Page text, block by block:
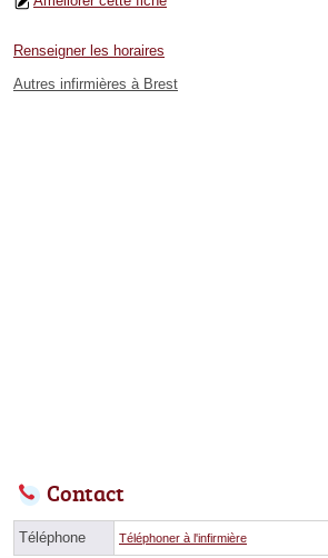
Renseigner les horaires
Autres infirmières à Brest
Contact
Téléphone Téléphoner à l'infirmière